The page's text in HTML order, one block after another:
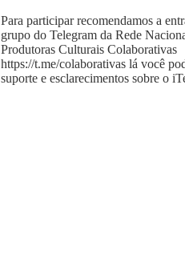
Para participar recomendamos a
grupo do Telegram da Rede
Produtoras Culturais Colaborativas
https://t.me/colaborativaslá você
suporte e esclarecimentos sobre o